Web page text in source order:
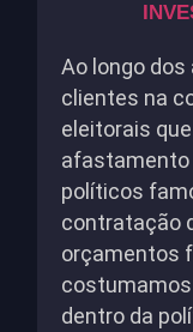
Ao longo
clientes na
eleitorais
afastamento
políticos
contratação
orçamentos
dentro da